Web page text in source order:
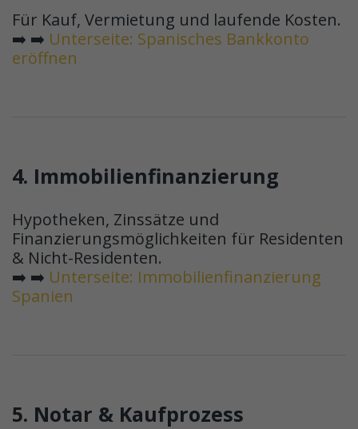
Für Kauf, Vermietung und laufende Kosten.
➡️ ➡️ Unterseite: Spanisches Bankkonto
eröffnen
4. Immobilienfinanzierung
Hypotheken, Zinssätze und
Finanzierungsmöglichkeiten für Residenten
& Nicht-Residenten.
➡️ ➡️ Unterseite: Immobilienfinanzierung
Spanien
5. Notar & Kaufprozess